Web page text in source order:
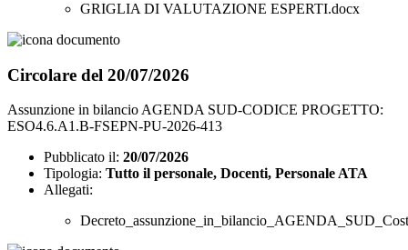
GRIGLIA DI VALUTAZIONE ESPERTI.docx
Circolare del 20/07/2026
Assunzione in bilancio AGENDA SUD-CODICE PROGETTO:
ESO4.6.A1.B-FSEPN-PU-2026-413
Pubblicato il: 20/07/2026
Tipologia: Tutto il personale, Docenti, Personale ATA
Allegati: